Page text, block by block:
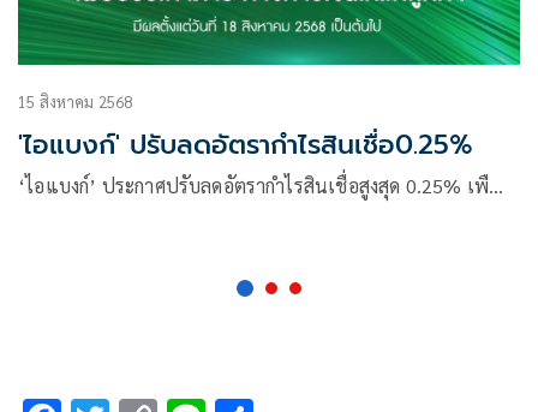
15 สิงหาคม 2568
'ไอแบงก์' ปรับลดอัตรากำไรสินเชื่อ0.25%
‘ไอแบงก์’ ประกาศปรับลดอัตรากำไรสินเชื่อสูงสุด 0.25% เพื…